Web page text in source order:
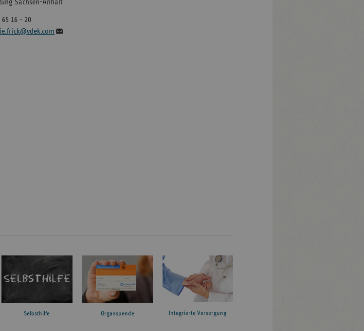
Sachsen-Anhalt
65 16 - 20
Selbsthilfe Organspende Integrierte Versorgung